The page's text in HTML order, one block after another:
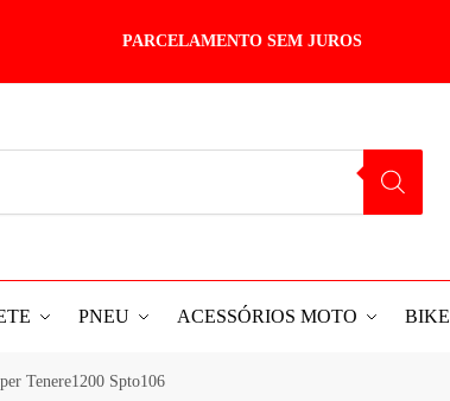
PARCELAMENTO SEM JUROS
PNEU ACESSÓRIOS MOTO BIKE
Tenere1200 Spto106